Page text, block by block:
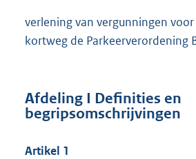
verlening van vergunningen
kortweg de Parkeerverordening
Afdeling I Definities en
begripsomschrijvingen
Artikel 1